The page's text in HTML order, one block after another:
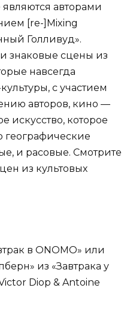
авторами
[re-]Mixing
Голливуд».
знаковые сцены из
навсегда
с участием
авторов, кино —
искусство, которое
географические
и расовые. Смотрите
из культовых
в ONOMO» или
из «Завтрака у
Diop & Antoine